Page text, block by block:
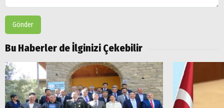
Gönder
Bu Haberler de İlginizi Çekebilir